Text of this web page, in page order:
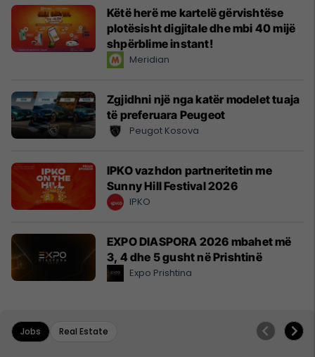
Këtë herë me kartelë gërvishtëse
plotësisht digjitale dhe mbi 40 mijë
shpërblime instant!
Meridian
Zgjidhni një nga katër modelet tuaja
të preferuara Peugeot
Peugot Kosova
IPKO vazhdon partneritetin me
Sunny Hill Festival 2026
IPKO
EXPO DIASPORA 2026 mbahet më
3, 4 dhe 5 gusht në Prishtinë
Expo Prishtina
Jobs Real Estate